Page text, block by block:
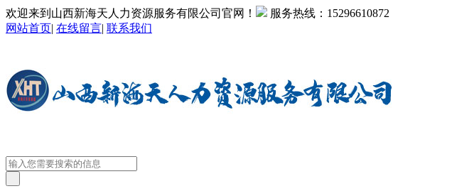
欢迎来到山西新海天人力资源服务有限公司官网！ 服务热线： 15296610872
网站首页| 在线留言| 联系我们